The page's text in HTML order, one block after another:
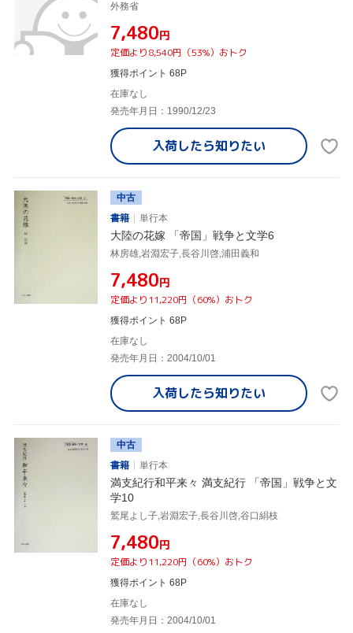
外務省
¥7,480円
定価より8,540円（53%）おトク
獲得ポイント 68P
在庫なし
発売年月日：1990/12/23
入荷したら知りたい
中古
書籍
単行本
大陸の花嫁 「帝国」戦争と文学6
林房雄,岩淵宏子,長谷川啓,浦田義和
¥7,480円
定価より11,220円（60%）おトク
獲得ポイント 68P
在庫なし
発売年月日：2004/10/01
入荷したら知りたい
中古
書籍
単行本
満支紀行和平来々 満支紀行 「帝国」戦争と文
学10
鷲尾よし子,岩淵宏子,長谷川啓,谷口絹枝
¥7,480円
定価より11,220円（60%）おトク
獲得ポイント 68P
在庫なし
発売年月日：2004/10/01